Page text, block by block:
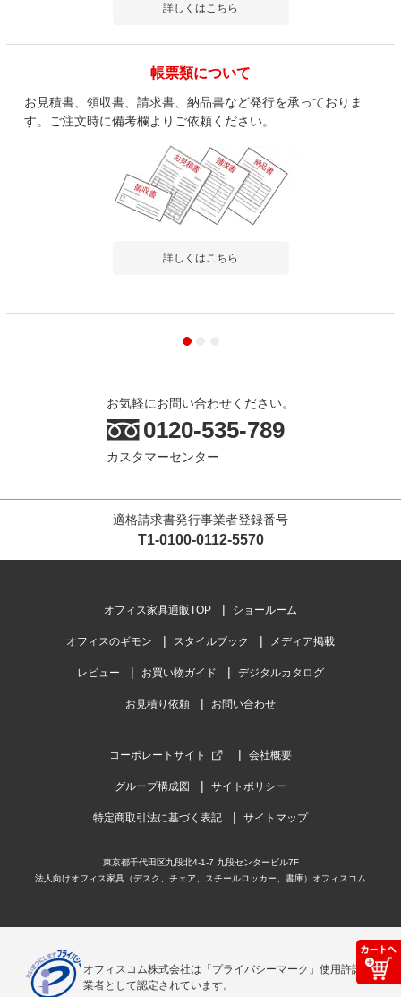
詳しくはこちら
帳票類について
お見積書、領収書、請求書、納品書など発行を承っておりま
す。ご注文時に備考欄よりご依頼ください。
詳しくはこちら
お気軽にお問い合わせください。
0120-535-789
カスタマーセンター
適格請求書発行事業者登録番号
T1-0100-0112-5570
オフィス家具通販TOP ショールーム
オフィスのギモン スタイルブック メディア掲載
レビュー お買い物ガイド デジタルカタログ
お見積り依頼 お問い合わせ
コーポレートサイト 会社概要
グループ構成図 サイトポリシー
特定商取引法に基づく表記 サイトマップ
東京都千代田区九段北4-1-7 九段センタービル7F
法人向けオフィス家具（デスク、チェア、スチールロッカー、書庫）オフィスコム
オフィスコム株式会社は「プライバシーマーク」使用許諾事
業者として認定されています。